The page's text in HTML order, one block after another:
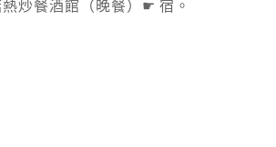
炒餐酒館（晚餐）☛ 宿。